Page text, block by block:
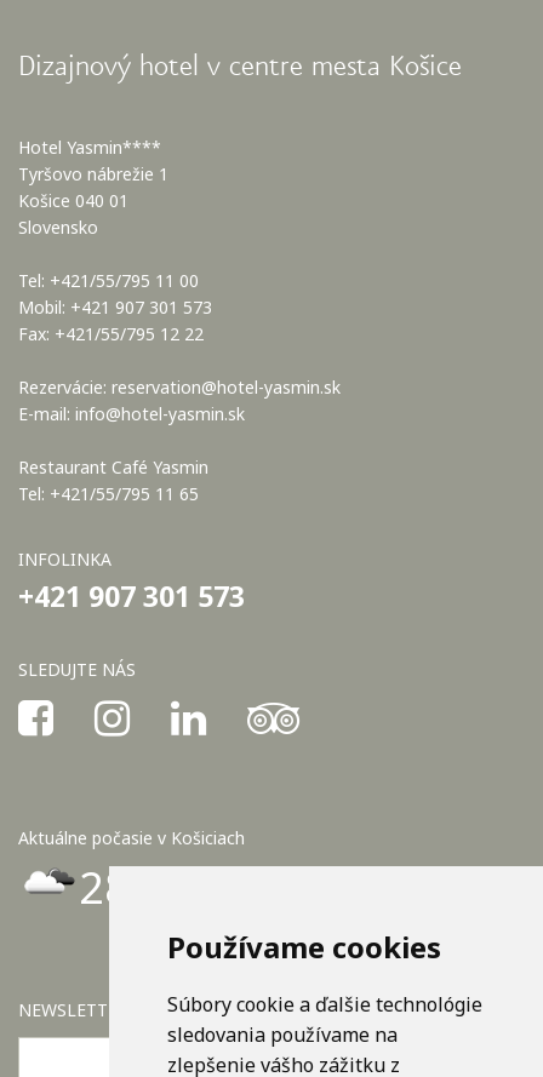
Používame cookies
Súbory cookie a ďalšie technológie
sledovania používame na
zlepšenie vášho zážitku z
Dizajnový hotel v centre mesta Košice
Hotel Yasmin****
Tyršovo nábrežie 1
Košice 040 01
Slovensko
Tel: +421/55/795 11 00
Mobil: +421 907 301 573
Fax: +421/55/795 12 22
Rezervácie: reservation@hotel-yasmin.sk
E-mail: info@hotel-yasmin.sk
Restaurant Café Yasmin
Tel: +421/55/795 11 65
INFOLINKA
+421 907 301 573
SLEDUJTE NÁS
Aktuálne počasie v Košiciach
28°C
NEWSLETTER